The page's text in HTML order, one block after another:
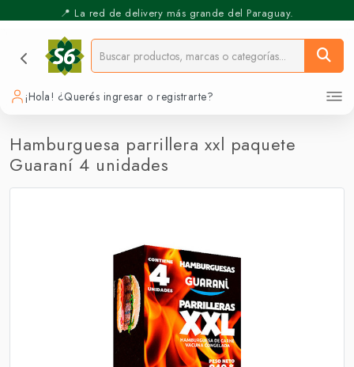
📍 La red de delivery más grande del Paraguay.
⚡️ Pickup Express - Retirás en 30 min.
¡Hola! ¿Querés ingresar o registrarte?
Hamburguesa parrillera xxl paquete
Guaraní 4 unidades